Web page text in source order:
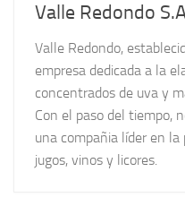
Valle Redondo
Valle Redondo,
empresa dedicada a la
concentrados de uva y
Con el paso del tiempo,
una compañia líder en
jugos, vinos y licores.